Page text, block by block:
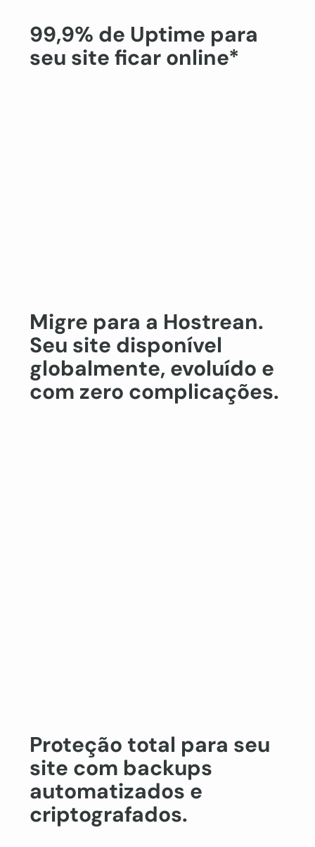
99,9% de Uptime para
seu site ficar online*
Migre para a Hostrean.
Seu site disponível
globalmente, evoluído e
com zero complicações.
Proteção total para seu
site com backups
automatizados e
criptografados.